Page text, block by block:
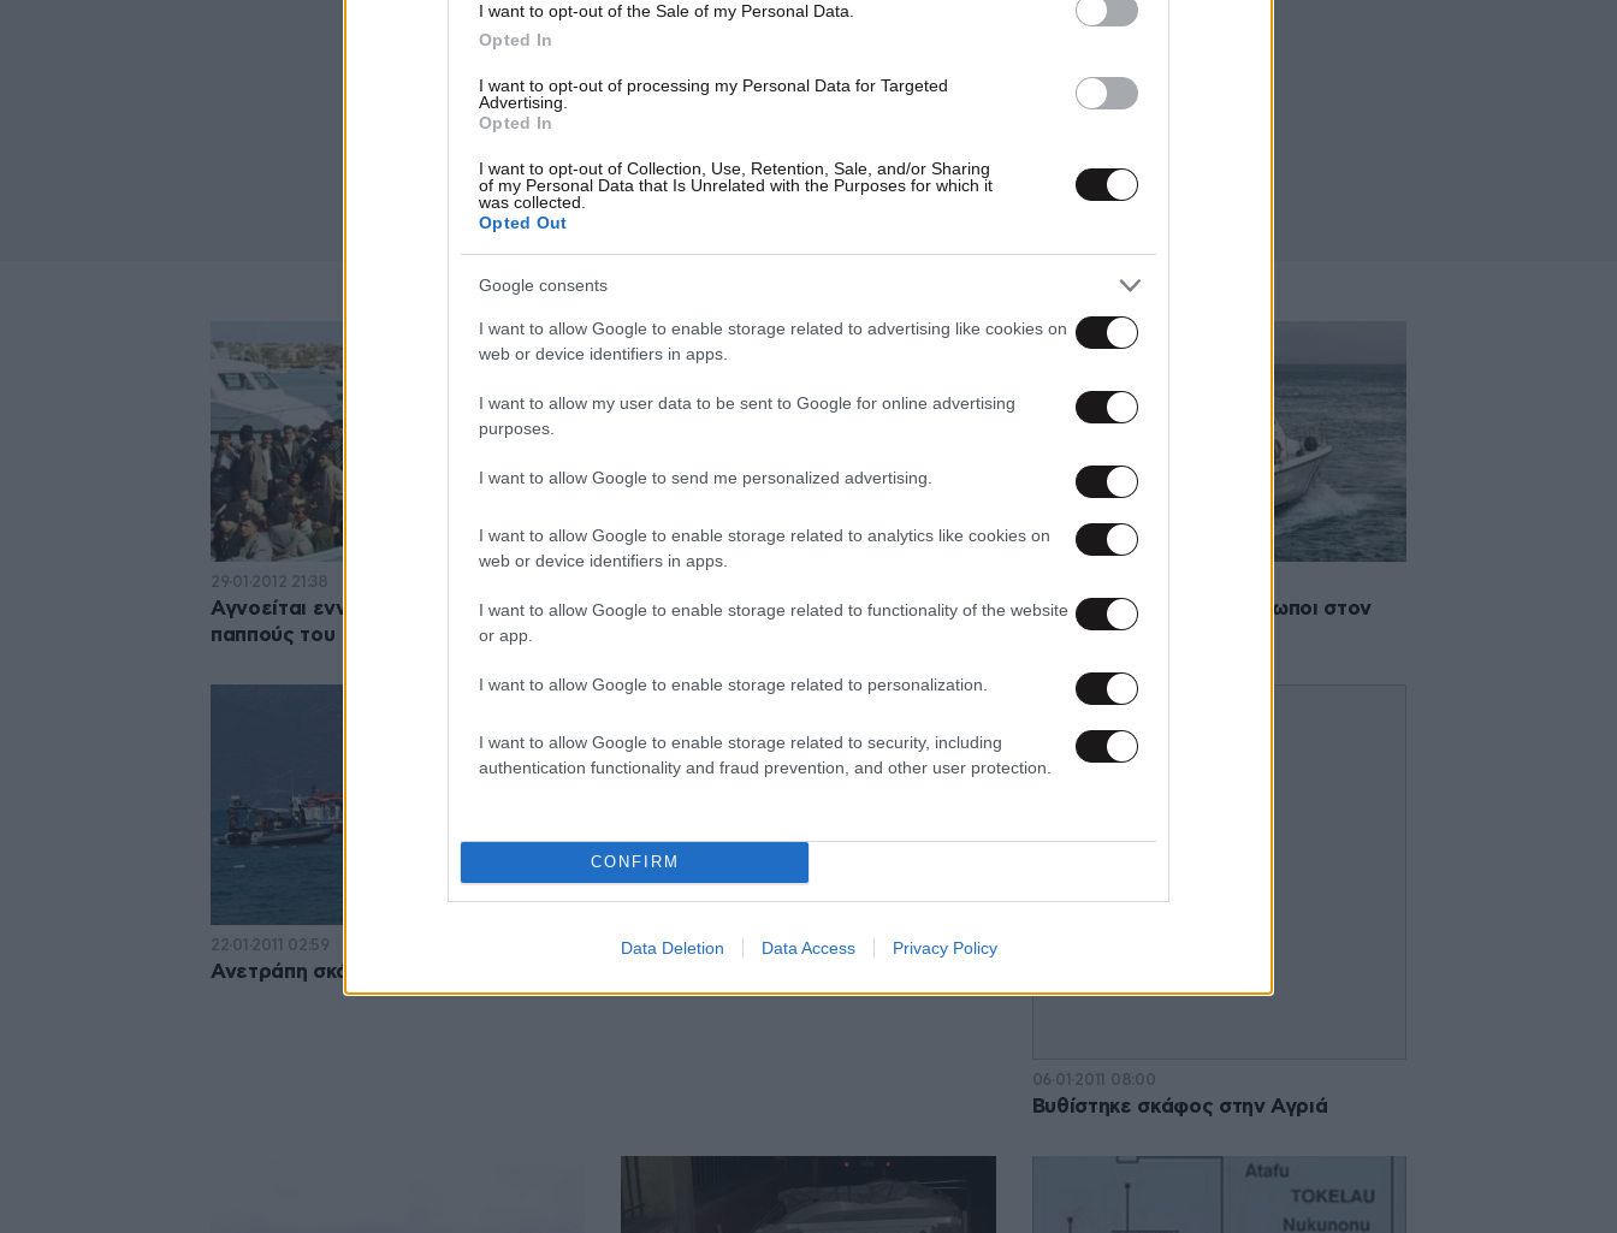
I want to opt-out of the Sale of my Personal Data.
Opted In
I want to opt-out of processing my Personal Data for Targeted
Advertising.
Opted In
I want to opt-out of Collection, Use, Retention, Sale, and/or Sharing
of my Personal Data that Is Unrelated with the Purposes for which it
was collected.
Opted Out
Google consents
I want to allow Google to enable storage related to advertising like cookies on
web or device identifiers in apps.
I want to allow my user data to be sent to Google for online advertising
purposes.
I want to allow Google to send me personalized advertising.
I want to allow Google to enable storage related to analytics like cookies on
web or device identifiers in apps.
I want to allow Google to enable storage related to functionality of the website
or app.
I want to allow Google to enable storage related to personalization.
I want to allow Google to enable storage related to security, including
authentication functionality and fraud prevention, and other user protection.
CONFIRM
Data Deletion Data Access Privacy Policy
29·01·2012 21:38
Αγνοείται εννιάχρονο κοριτσάκι και ο
παππούς του
Οι ισχυροί άνεμοι έριξαν στη
Κινδύνευσαν τρεις άνθρωποι στον
Λακωνικό Κόλπο
22·01·2011 02:59
Ανετράπη σκάφος στην Κεφαλονιά
14·01·2011 10:26
06·01·2011 08:00
Βυθίστηκε σκάφος στην Αγριά